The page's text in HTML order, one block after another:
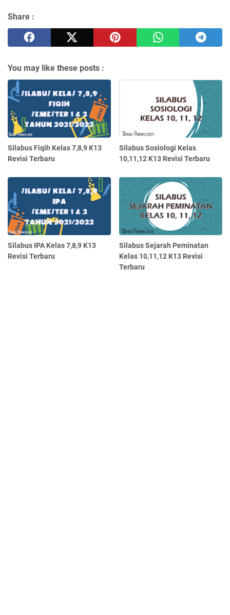
Share :
You may like these posts :
Silabus Fiqih Kelas 7,8,9 K13
Revisi Terbaru
Silabus Sosiologi Kelas
10,11,12 K13 Revisi Terbaru
Silabus IPA Kelas 7,8,9 K13
Revisi Terbaru
Silabus Sejarah Peminatan
Kelas 10,11,12 K13 Revisi
Terbaru